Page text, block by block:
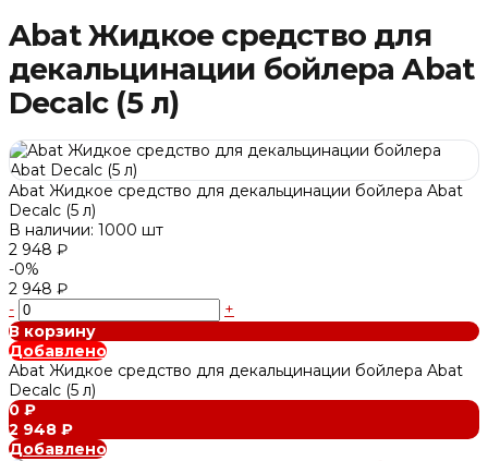
Abat Жидкое средство для
декальцинации бойлера Abat
Decalc (5 л)
Abat Жидкое средство для декальцинации бойлера Abat
Decalc (5 л)
В наличии: 1000 шт
2 948 ₽
-0%
2 948 ₽
-
+
В корзину
Добавлено
Abat Жидкое средство для декальцинации бойлера Abat
Decalc (5 л)
0 ₽
2 948 ₽
Добавлено